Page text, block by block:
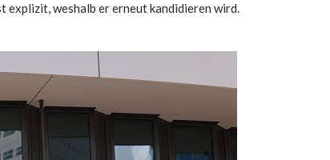
explizit, weshalb er erneut kandidieren wird.